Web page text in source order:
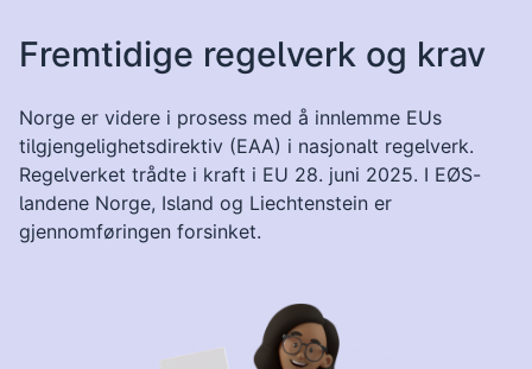
Fremtidige regelverk og krav
Norge er videre i prosess med å innlemme EUs
tilgjengelighetsdirektiv (EAA) i nasjonalt regelverk.
Regelverket trådte i kraft i EU 28. juni 2025. I EØS-
landene Norge, Island og Liechtenstein er
gjennomføringen forsinket.